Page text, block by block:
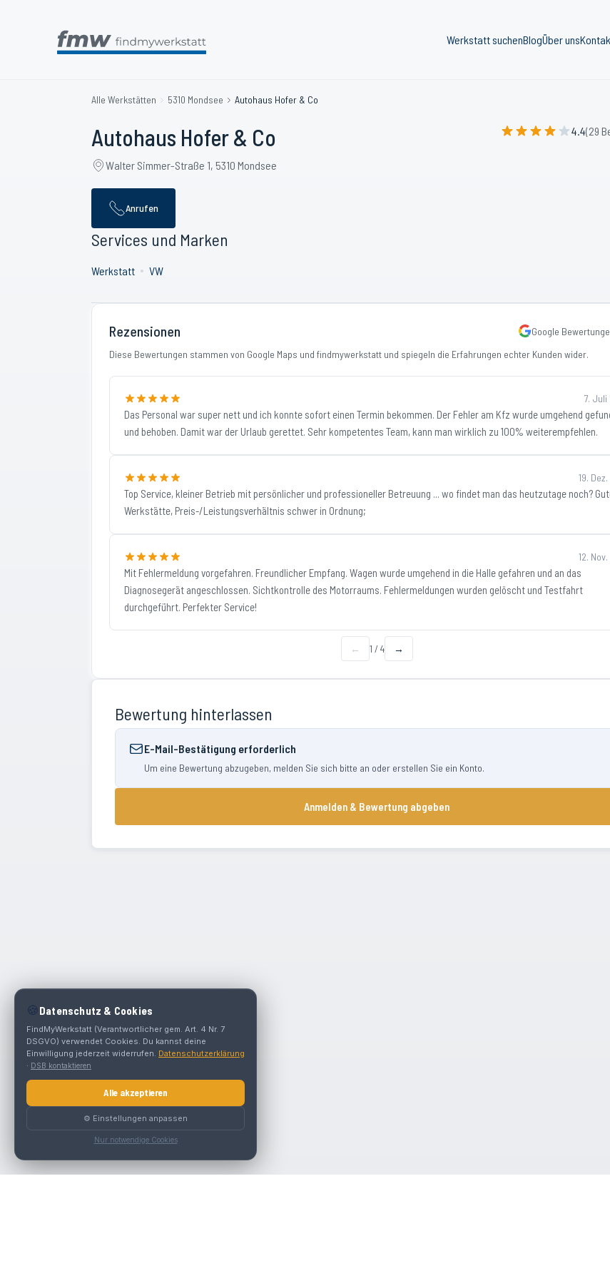
Werkstatt suchenBlogÜber uns
Alle Werkstätten 5310 Mondsee Autohaus Hofer & Co
Autohaus Hofer & Co 4.4(29
Walter Simmer-Straße 1, 5310 Mondsee
Anrufen
Services und Marken
Werkstatt VW
Rezensionen Google
Diese Bewertungen stammen von Google Maps und findmywerkstatt und spiegeln die Erfahrungen echter Kunden wider.
7. Juli
Das Personal war super nett und ich konnte sofort einen Termin bekommen. Der Fehler am Kfz wurde umgehend
und behoben. Damit war der Urlaub gerettet. Sehr kompetentes Team, kann man wirklich zu 100% weiterempfehlen.
19.
Top Service, kleiner Betrieb mit persönlicher und professioneller Betreuung ... wo findet man das heutzutage noch?
Werkstätte, Preis-/Leistungsverhältnis schwer in Ordnung;
12.
Mit Fehlermeldung vorgefahren. Freundlicher Empfang. Wagen wurde umgehend in die Halle gefahren und an das
Diagnosegerät angeschlossen. Sichtkontrolle des Motorraums. Fehlermeldungen wurden gelöscht und Testfahrt
durchgeführt. Perfekter Service!
← 1 / 4 →
Bewertung hinterlassen
E-Mail-Bestätigung erforderlich
Um eine Bewertung abzugeben, melden Sie sich bitte an oder erstellen Sie ein Konto.
Anmelden & Bewertung abgeben
🍪 Datenschutz & Cookies
FindMyWerkstatt (Verantwortlicher gem. Art. 4 Nr. 7
DSGVO) verwendet Cookies. Du kannst deine
Einwilligung jederzeit widerrufen. Datenschutzerklärung
· DSB kontaktieren
Alle akzeptieren
⚙️ Einstellungen anpassen
Nur notwendige Cookies